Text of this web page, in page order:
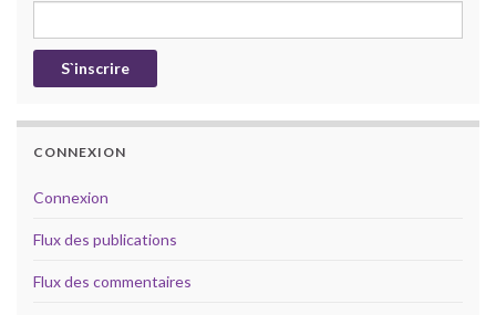
CONNEXION
Connexion
Flux des publications
Flux des commentaires